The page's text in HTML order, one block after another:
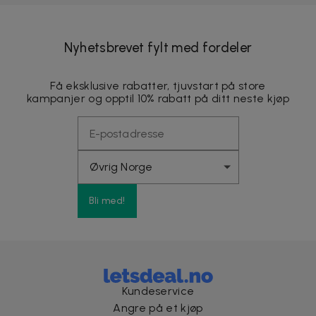
Nyhetsbrevet fylt med fordeler
Få eksklusive rabatter, tjuvstart på store
kampanjer og opptil 10% rabatt på ditt neste kjøp
Bli med!
Kundeservice
Angre på et kjøp